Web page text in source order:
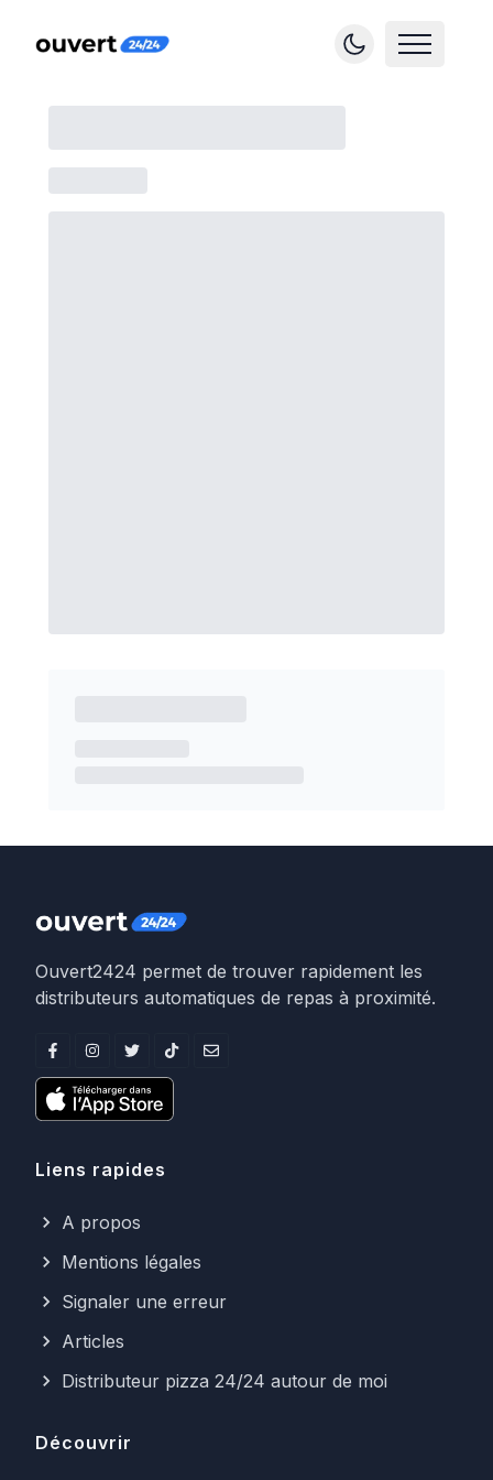
Ouvert2424 permet de trouver rapidement les
distributeurs automatiques de repas à proximité.
Liens rapides
A propos
Mentions légales
Signaler une erreur
Articles
Distributeur pizza 24/24 autour de moi
Découvrir